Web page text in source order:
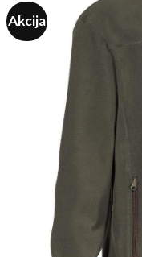
Akcija